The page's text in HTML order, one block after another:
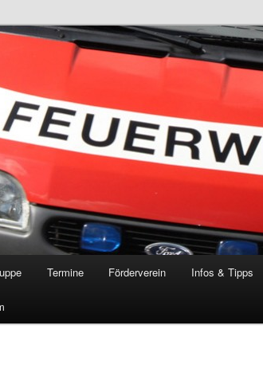
Rodenkirchen
Termine Förderverein Infos & Tipps